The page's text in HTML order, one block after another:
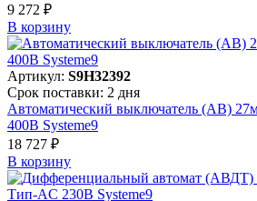
9 272 ₽
В корзинy
Артикул: S9H32392
Срок поставки: 2 дня
Автоматический выключатель (АВ)
400В Systeme9
18 727 ₽
В корзинy